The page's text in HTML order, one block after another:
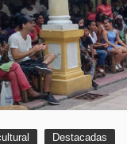
Destacadas